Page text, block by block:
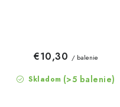
Skladom (>5 balenie)
€10,30 / balenie